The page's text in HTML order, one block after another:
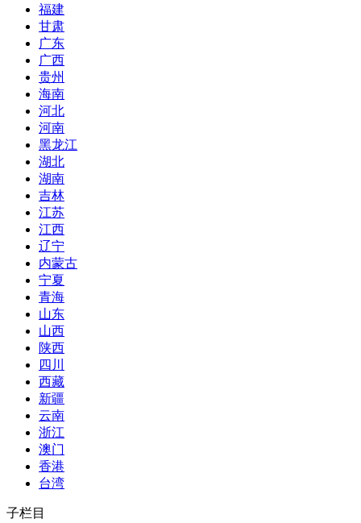
福建
甘肃
广东
广西
贵州
海南
河北
河南
黑龙江
湖北
湖南
吉林
江苏
江西
辽宁
内蒙古
宁夏
青海
山东
山西
陕西
四川
西藏
新疆
云南
浙江
澳门
香港
台湾
子栏目